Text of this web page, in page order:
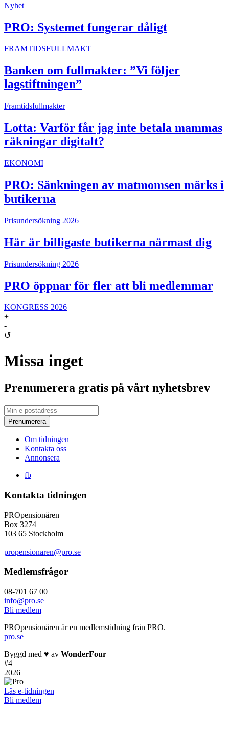
Nyhet
PRO: Systemet fungerar dåligt
FRAMTIDSFULLMAKT
Banken om fullmakter: ”Vi följer
lagstiftningen”
Framtidsfullmakter
Lotta: Varför får jag inte betala mammas
räkningar digitalt?
EKONOMI
PRO: Sänkningen av matmomsen märks i
butikerna
Prisundersökning 2026
Här är billigaste butikerna närmast dig
Prisundersökning 2026
PRO öppnar för fler att bli medlemmar
KONGRESS 2026
+
-
↺
Missa inget
Prenumerera gratis på vårt nyhetsbrev
Om tidningen
Kontakta oss
Annonsera
fb
Kontakta tidningen
PROpensionären
Box 3274
103 65 Stockholm
propensionaren@pro.se
Medlemsfrågor
08-701 67 00
info@pro.se
Bli medlem
PROpensionären är en medlemstidning från PRO.
pro.se
Byggd med ♥ av WonderFour
#4
2026
Läs e-tidningen
Bli medlem